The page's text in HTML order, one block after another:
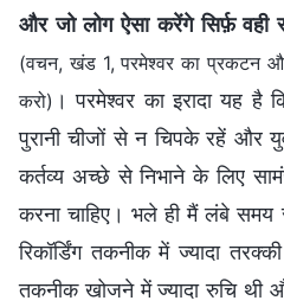
और जो लोग ऐसा करेंगे सिर्फ़ वही
(वचन, खंड 1, परमेश्वर का प्रकटन और
करो) । परमेश्वर का इरादा यह है
पुरानी चीजों से न चिपके रहें और
कर्तव्य अच्छे से निभाने के लिए
करना चाहिए। भले ही मैं लंबे समय
रिकॉर्डिंग तकनीक में ज्यादा
तकनीक खोजने में ज्यादा रुचि थी